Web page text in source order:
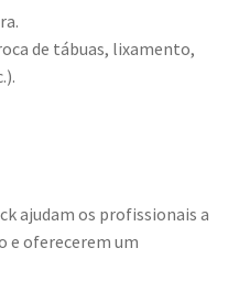
de tábuas, lixamento,
ajudam os profissionais a
e oferecerem um